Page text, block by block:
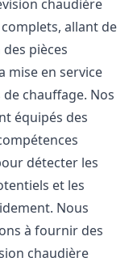
chaudière
complets, allant de
pièces
mise en service
de chauffage. Nos
équipés des
détecter les
et les
Nous
à fournir des
chaudière